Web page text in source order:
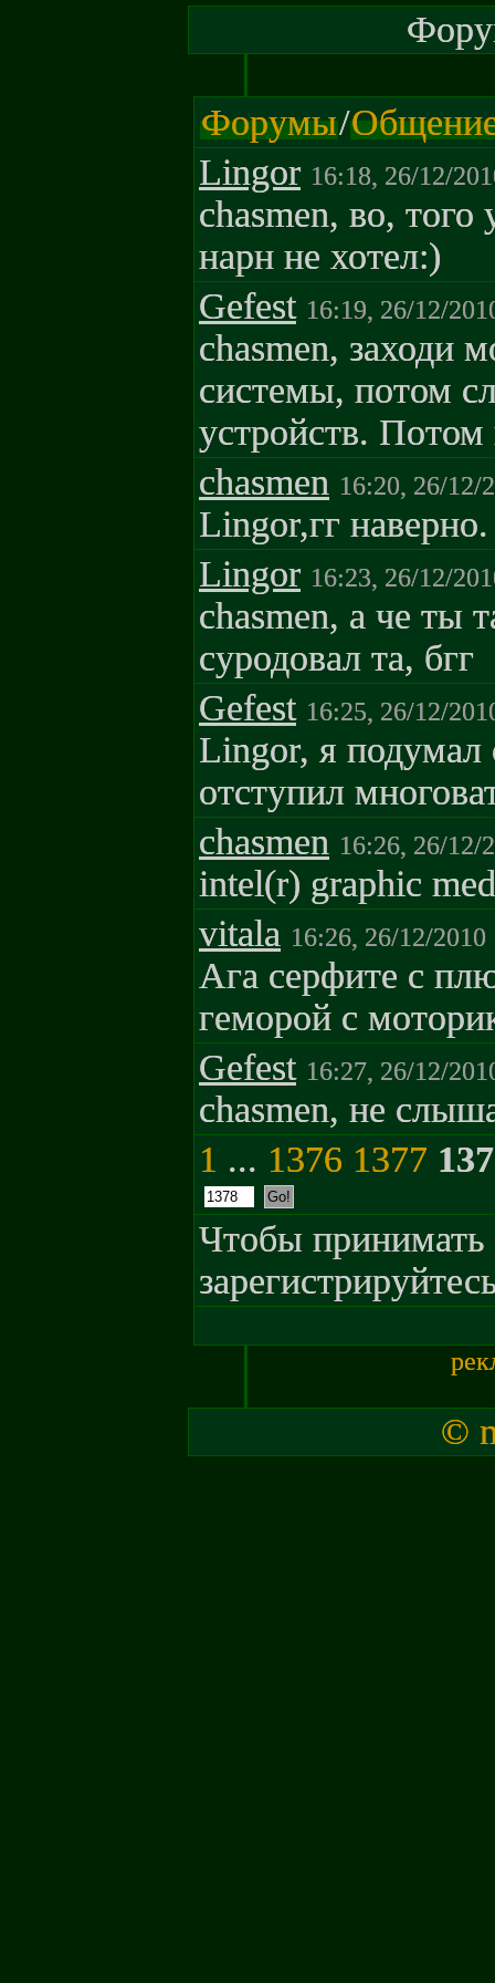
Форумы/
Lingor 16:18, 26/12/
chasmen, во,
нарн не хотел:)
Gefest 16:19, 26/12/
chasmen, заходи
системы, потом
устройств. Потом
chasmen 16:20, 26/12/
Lingor,гг
Lingor 16:23, 26/12/
chasmen, а че ты
суродовал та, бгг
Gefest 16:25, 26/12/
Lingor, я подумал
отступил
chasmen 16:26, 26/12/
intel(r) graphic
vitala 16:26, 26/12/2010
Ага серфите с
геморой с
Gefest 16:27, 26/12/
chasmen, не
1 ... 1376 1377
Чтобы принимать
©